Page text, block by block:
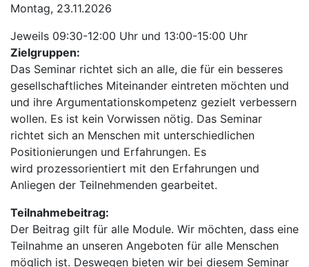
Montag, 23.11.2026
Jeweils 09:30-12:00 Uhr und 13:00-15:00 Uhr
Zielgruppen:
Das Seminar richtet sich an alle, die für ein besseres
gesellschaftliches Miteinander eintreten möchten und
und ihre Argumentationskompetenz gezielt verbessern
wollen. Es ist kein Vorwissen nötig. Das Seminar
richtet sich an Menschen mit unterschiedlichen
Positionierungen und Erfahrungen. Es
wird prozessorientiert mit den Erfahrungen und
Anliegen der Teilnehmenden gearbeitet.
Teilnahmebeitrag:
Der Beitrag gilt für alle Module. Wir möchten, dass eine
Teilnahme an unseren Angeboten für alle Menschen
möglich ist. Deswegen bieten wir bei diesem Seminar